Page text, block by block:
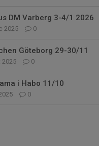
DM Varberg 3-4/1 2026
2025 0
Göteborg 29-30/11
2025 0
i Habo 11/10
0